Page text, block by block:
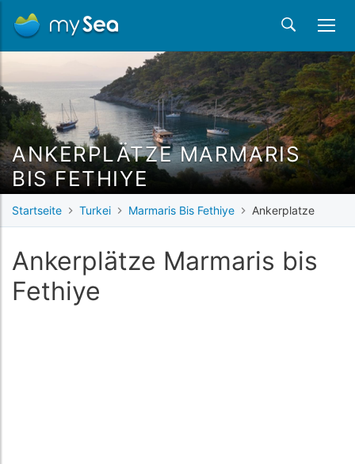
ANKERPLÄTZE MARMARIS
BIS FETHIYE
Startseite Turkei Marmaris Bis Fethiye Ankerplatze
Ankerplätze Marmaris bis
Fethiye